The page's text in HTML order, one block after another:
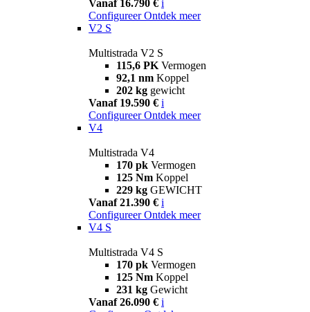
Vanaf 16.790 € i
Configureer Ontdek meer
V2 S
Multistrada V2 S
115,6 PK Vermogen
92,1 nm Koppel
202 kg gewicht
Vanaf 19.590 € i
Configureer Ontdek meer
V4
Multistrada V4
170 pk Vermogen
125 Nm Koppel
229 kg GEWICHT
Vanaf 21.390 € i
Configureer Ontdek meer
V4 S
Multistrada V4 S
170 pk Vermogen
125 Nm Koppel
231 kg Gewicht
Vanaf 26.090 € i